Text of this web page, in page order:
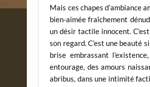
Mais ces chapes d’ambiance
bien-aimée fraîchement
un désir tactile innocent.
son regard. C’est une beauté
brise embrassant
entourage, des amours
abribus, dans une intimité